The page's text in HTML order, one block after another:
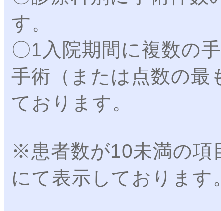
す。
〇1入院期間に複数の
手術（または点数の最
ております。
※患者数が10未満の項
にて表示しております